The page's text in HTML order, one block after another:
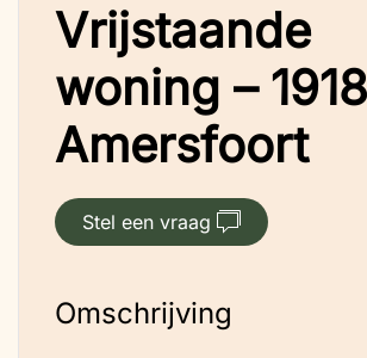
Vrijstaande
woning –
Amersfoort
Stel een vraag
Omschrijving